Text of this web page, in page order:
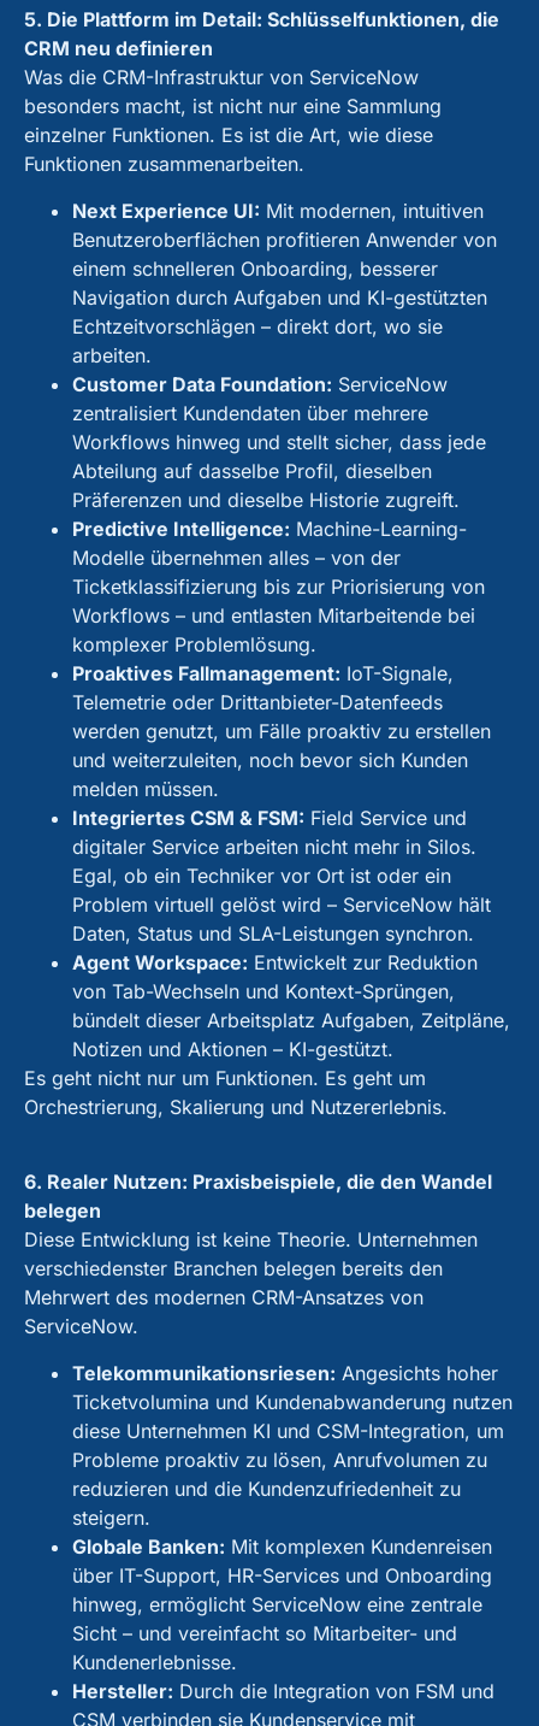
5. Die Plattform im Detail: Schlüsselfunktionen, die
CRM neu definieren
Was die CRM-Infrastruktur von ServiceNow
besonders macht, ist nicht nur eine Sammlung
einzelner Funktionen. Es ist die Art, wie diese
Funktionen zusammenarbeiten.
Next Experience UI: Mit modernen, intuitiven
Benutzeroberflächen profitieren Anwender von
einem schnelleren Onboarding, besserer
Navigation durch Aufgaben und KI-gestützten
Echtzeitvorschlägen – direkt dort, wo sie
arbeiten.
Customer Data Foundation: ServiceNow
zentralisiert Kundendaten über mehrere
Workflows hinweg und stellt sicher, dass jede
Abteilung auf dasselbe Profil, dieselben
Präferenzen und dieselbe Historie zugreift.
Predictive Intelligence: Machine-Learning-
Modelle übernehmen alles – von der
Ticketklassifizierung bis zur Priorisierung von
Workflows – und entlasten Mitarbeitende bei
komplexer Problemlösung.
Proaktives Fallmanagement: IoT-Signale,
Telemetrie oder Drittanbieter-Datenfeeds
werden genutzt, um Fälle proaktiv zu erstellen
und weiterzuleiten, noch bevor sich Kunden
melden müssen.
Integriertes CSM & FSM: Field Service und
digitaler Service arbeiten nicht mehr in Silos.
Egal, ob ein Techniker vor Ort ist oder ein
Problem virtuell gelöst wird – ServiceNow hält
Daten, Status und SLA-Leistungen synchron.
Agent Workspace: Entwickelt zur Reduktion
von Tab-Wechseln und Kontext-Sprüngen,
bündelt dieser Arbeitsplatz Aufgaben, Zeitpläne,
Notizen und Aktionen – KI-gestützt.
Es geht nicht nur um Funktionen. Es geht um
Orchestrierung, Skalierung und Nutzererlebnis.
6. Realer Nutzen: Praxisbeispiele, die den Wandel
belegen
Diese Entwicklung ist keine Theorie. Unternehmen
verschiedenster Branchen belegen bereits den
Mehrwert des modernen CRM-Ansatzes von
ServiceNow.
Telekommunikationsriesen: Angesichts hoher
Ticketvolumina und Kundenabwanderung nutzen
diese Unternehmen KI und CSM-Integration, um
Probleme proaktiv zu lösen, Anrufvolumen zu
reduzieren und die Kundenzufriedenheit zu
steigern.
Globale Banken: Mit komplexen Kundenreisen
über IT-Support, HR-Services und Onboarding
hinweg, ermöglicht ServiceNow eine zentrale
Sicht – und vereinfacht so Mitarbeiter- und
Kundenerlebnisse.
Hersteller: Durch die Integration von FSM und
CSM verbinden sie Kundenservice mit